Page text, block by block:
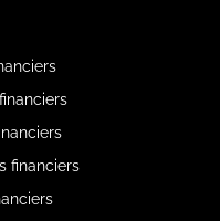
financiers